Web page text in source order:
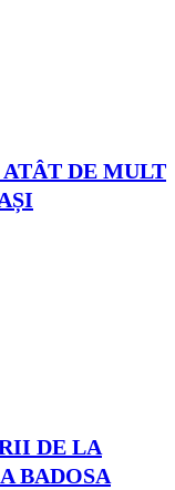
DE MULT
DE LA
BADOSA